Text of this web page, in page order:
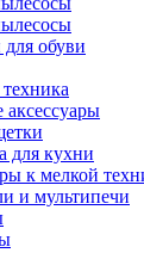
обуви
для кухни
к мелкой
и мультипечи